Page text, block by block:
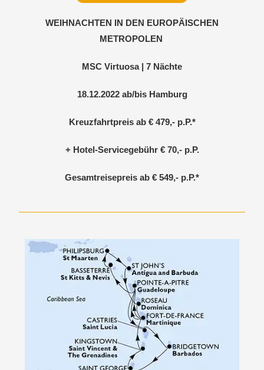
WEIHNACHTEN IN DEN EUROPÄISCHEN
METROPOLEN
MSC Virtuosa | 7 Nächte
18.12.2022 ab/bis Hamburg
Kreuzfahrtpreis ab € 479,- p.P.*
+ Hotel-Servicegebühr € 70,- p.P.
Gesamtreisepreis ab € 549,- p.P.*